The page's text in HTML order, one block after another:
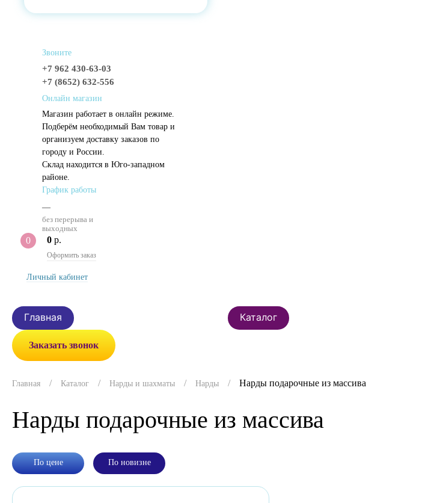
Звоните
+7 962 430-63-03
+7 (8652) 632-556
Онлайн магазин
Магазин работает в онлайн режиме.
Подберём необходимый Вам товар и
организуем доставку заказов по
городу и России.
Склад находится в Юго-западном
районе.
График работы
—
без перерыва и
выходных
0 0 р.
Оформить заказ
Личный кабинет
Главная Каталог
Заказать звонок
Главная Каталог Нарды и шахматы Нарды Нарды подарочные из массива
Нарды подарочные из массива
По цене По новизне